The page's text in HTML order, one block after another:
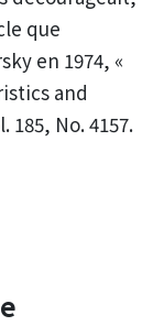
que
en 1974, «
and
185, No. 4157.